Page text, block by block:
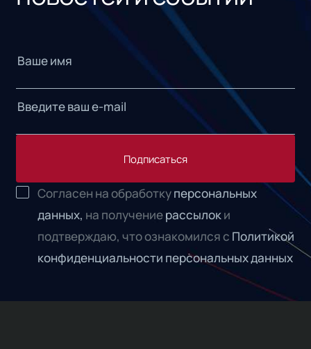
Подписаться
Согласен на обработкуперсональных
данных, на получениерассылоки
подтверждаю, что ознакомился с Политикой
конфиденциальности персональных данных